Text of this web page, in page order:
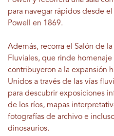
para navegar rápidos desde
Powell en 1869.
Además, recorra el Salón de
Fluviales, que rinde
contribuyeron a la expansión
Unidos a través de las vías
para descubrir exposiciones
de los ríos, mapas
fotografías de archivo e
dinosaurios.